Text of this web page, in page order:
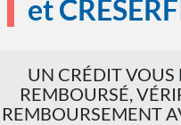
et
UN CRÉDIT VOUS
REMBOURSÉ,
REMBOURSEMENT